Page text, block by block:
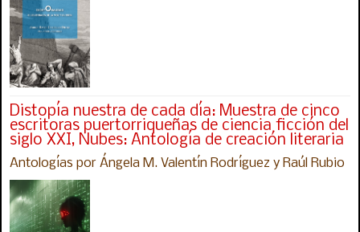
Distopía nuestra de cada día: Muestra de cinco
escritoras puertorriqueñas de ciencia ficción del
siglo XXI, Nubes: Antología de creación literaria
Antologías por Ángela M. Valentín Rodríguez y Raúl Rubio